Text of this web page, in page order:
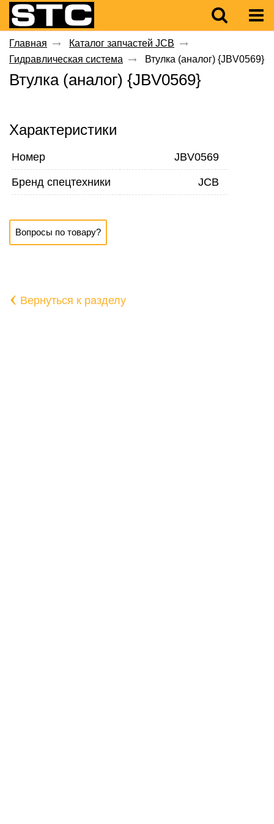
Главная
Каталог запчастей JCB
Гидравлическая система
Втулка (аналог) {JBV0569}
Втулка (аналог) {JBV0569}
Характеристики
Номер JBV0569
Бренд спецтехники JCB
Вопросы по товару?
‹ Вернуться к разделу